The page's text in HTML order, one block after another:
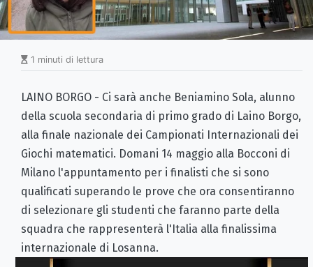
1 minuti di lettura
LAINO BORGO - Ci sarà anche Beniamino Sola, alunno
della scuola secondaria di primo grado di Laino Borgo,
alla finale nazionale dei Campionati Internazionali dei
Giochi matematici. Domani 14 maggio alla Bocconi di
Milano l'appuntamento per i finalisti che si sono
qualificati superando le prove che ora consentiranno
di selezionare gli studenti che faranno parte della
squadra che rappresenterà l'Italia alla finalissima
internazionale di Losanna.